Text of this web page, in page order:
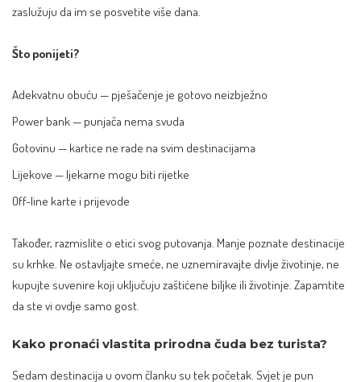
zaslužuju da im se posvetite više dana.
Što ponijeti?
Adekvatnu obuću — pješačenje je gotovo neizbježno
Power bank — punjača nema svuda
Gotovinu — kartice ne rade na svim destinacijama
Lijekove — ljekarne mogu biti rijetke
Off-line karte i prijevode
Također, razmislite o etici svog putovanja. Manje poznate destinacije
su krhke. Ne ostavljajte smeće, ne uznemiravajte divlje životinje, ne
kupujte suvenire koji uključuju zaštićene biljke ili životinje. Zapamtite
da ste vi ovdje samo gost.
Kako pronaći vlastita prirodna čuda bez turista?
Sedam destinacija u ovom članku su tek početak. Svjet je pun